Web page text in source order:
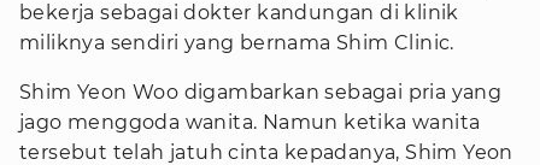
bekerja sebagai dokter kandungan di klinik
miliknya sendiri yang bernama Shim Clinic.
Shim Yeon Woo digambarkan sebagai pria yang
jago menggoda wanita. Namun ketika wanita
tersebut telah jatuh cinta kepadanya, Shim Yeon